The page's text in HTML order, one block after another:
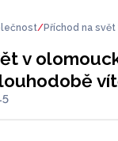
Příchod na
v